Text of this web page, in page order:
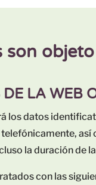
son
LA WEB
los datos
así
la duración de
con las